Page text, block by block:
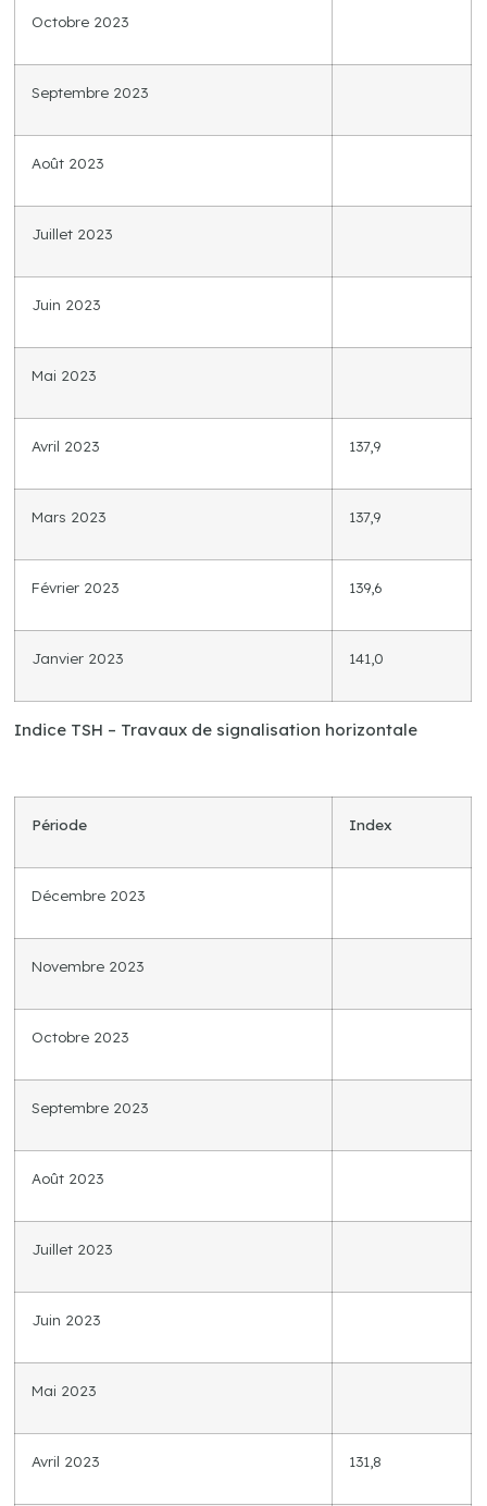
Octobre 2023
Septembre 2023
Août 2023
Juillet 2023
Juin 2023
Mai 2023
Avril 2023 137,9
Mars 2023 137,9
Février 2023 139,6
Janvier 2023 141,0
Indice TSH – Travaux de signalisation horizontale
Période Index
Décembre 2023
Novembre 2023
Octobre 2023
Septembre 2023
Août 2023
Juillet 2023
Juin 2023
Mai 2023
Avril 2023 131,8